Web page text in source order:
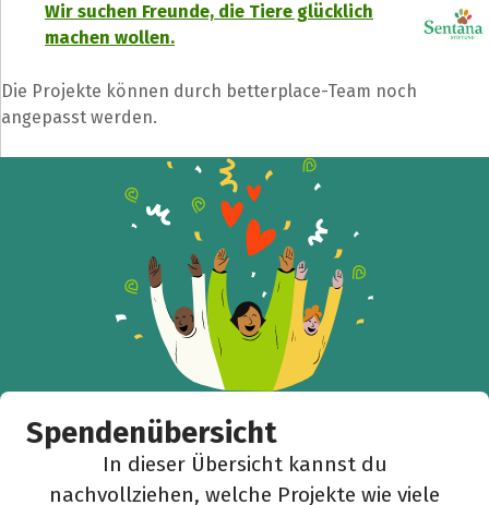
Wir suchen Freunde, die Tiere glücklich
machen wollen.
Die Projekte können durch betterplace-Team noch
angepasst werden.
Spendenübersicht
In dieser Übersicht kannst du
nachvollziehen, welche Projekte wie viele
Teile die Spendenaktion
Hilf mit noch mehr Spenden zu sammeln!
Facebook WhatsApp